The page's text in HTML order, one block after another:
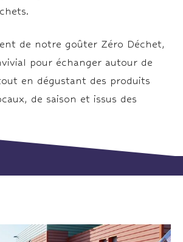
de notre goûter Zéro Déchet,
pour échanger autour de
en dégustant des produits
de saison et issus des